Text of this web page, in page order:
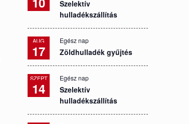
Szelektív
hulladékszállítás
AUG
17
Egész nap
Zöldhulladék gyűjtés
SZEPT
14
Egész nap
Szelektív
hulladékszállítás